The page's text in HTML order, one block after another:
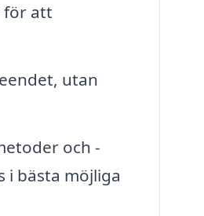
för att
utan
och -
i bästa möjliga